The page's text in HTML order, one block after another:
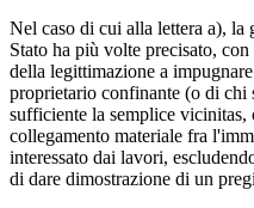
Nel caso di cui alla lettera a),
Stato ha più volte precisato,
della legittimazione a
proprietario confinante (o di chi
sufficiente la semplice vicinitas,
collegamento materiale fra
interessato dai lavori,
di dare dimostrazione di un